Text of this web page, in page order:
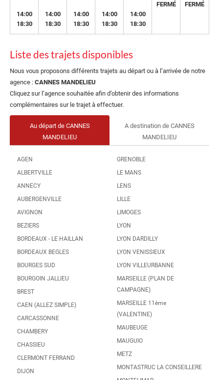
14:00
18:30
14:00
18:30
14:00
18:30
14:00
18:30
14:00
18:30
FERMÉ FERMÉ
Liste des trajets disponibles
Nous vous proposons différents trajets au départ ou à l’arrivée de notre
agence : CANNES MANDELIEU
Cliquez sur l’agence souhaitée afin d’obtenir des informations
complémentaires sur le trajet à effectuer.
Au départ de CANNES
MANDELIEU
A destination de CANNES
MANDELIEU
AGEN
ALBERTVILLE
ANNECY
AUBERGENVILLE
AVIGNON
BEZIERS
BORDEAUX - LE HAILLAN
BORDEAUX BEGLES
BOURGES SUD
BOURGOIN JALLIEU
BREST
CAEN (ALLEZ SIMPLE)
CARCASSONNE
CHAMBERY
CHASSIEU
CLERMONT FERRAND
DIJON
GRENOBLE
LE MANS
LENS
LILLE
LIMOGES
LYON
LYON DARDILLY
LYON VENISSIEUX
LYON VILLEURBANNE
MARSEILLE (PLAN DE
CAMPAGNE)
MARSEILLE 11ème
(VALENTINE)
MAUBEUGE
MAUGUIO
METZ
MONTASTRUC LA CONSEILLERE